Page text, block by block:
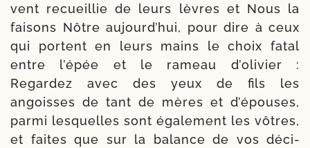
vent recueillie de leurs lèvres et Nous la
fai­sons Nôtre aujourd’­hui, pour dire à ceux
qui portent en leurs mains le choix fatal
entre l’é­pée et le rameau d’o­li­vier :
Regardez avec des yeux de fils les
angoisses de tant de mères et d’é­pouses,
par­mi les­quelles sont éga­le­ment les vôtres,
et faites que sur la balance de vos déci­